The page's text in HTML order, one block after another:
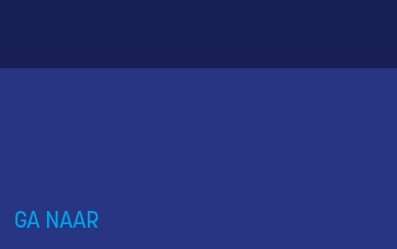
GA NAAR